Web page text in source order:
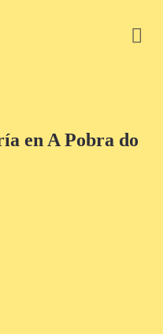
en A Pobra do